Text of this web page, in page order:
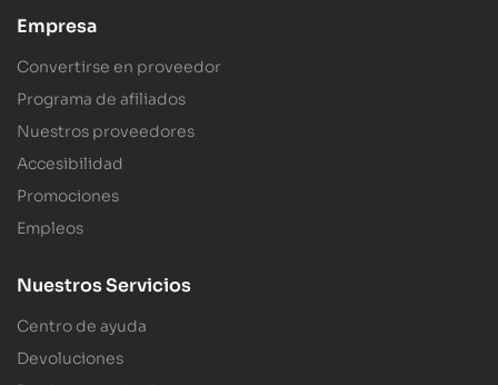
Empresa
Convertirse en proveedor
Programa de afiliados
Nuestros proveedores
Accesibilidad
Promociones
Empleos
Nuestros Servicios
Centro de ayuda
Devoluciones